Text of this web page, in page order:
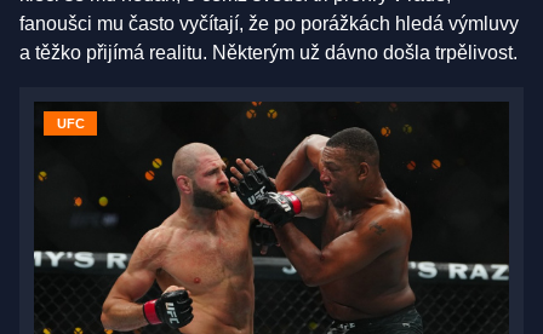
fanoušci mu často vyčítají, že po porážkách hledá výmluvy
a těžko přijímá realitu. Některým už dávno došla trpělivost.
UFC